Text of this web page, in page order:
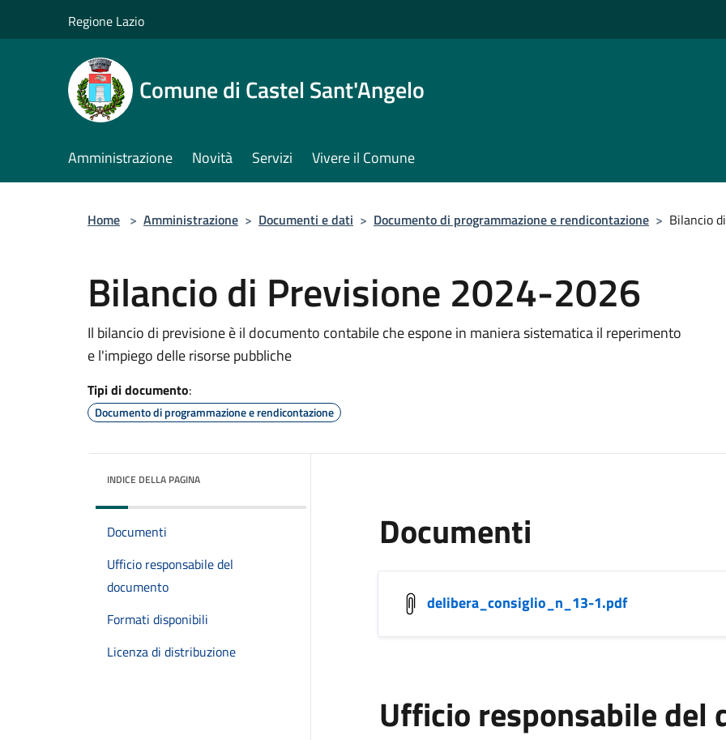
Regione Lazio
Comune di Castel Sant'Angelo
Amministrazione Novità Servizi Vivere il Comune
Home > Amministrazione > Documenti e dati > Documento di programmazione e rendicontazione > Bilancio
Bilancio di Previsione 2024-2026
Il bilancio di previsione è il documento contabile che espone in maniera sistematica il reperimento
e l'impiego delle risorse pubbliche
Tipi di documento:
Documento di programmazione e rendicontazione
INDICE DELLA PAGINA
Documenti
Ufficio responsabile del
documento
Formati disponibili
Licenza di distribuzione
Documenti
delibera_consiglio_n_13-1.pdf
Ufficio responsabile del